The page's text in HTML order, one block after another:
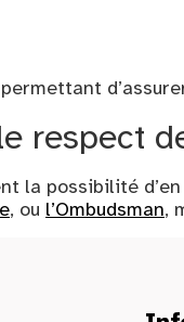
respect
la possibilité
, ou l’Ombudsman,